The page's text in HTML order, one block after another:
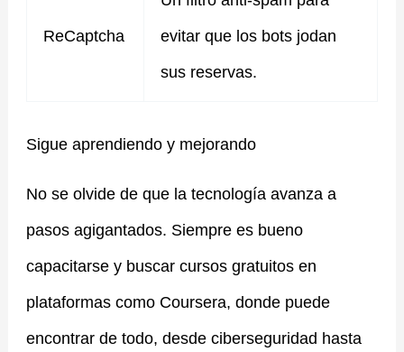
ReCaptcha
evitar que los bots jodan
sus reservas.
Sigue aprendiendo y mejorando
No se olvide de que la tecnología avanza a
pasos agigantados. Siempre es bueno
capacitarse y buscar cursos gratuitos en
plataformas como Coursera, donde puede
encontrar de todo, desde ciberseguridad hasta